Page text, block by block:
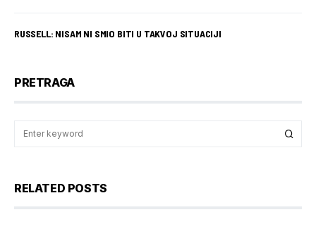
RUSSELL: NISAM NI SMIO BITI U TAKVOJ SITUACIJI
PRETRAGA
RELATED POSTS